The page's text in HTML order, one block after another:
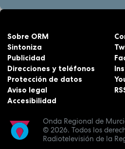
Onda Regional de
© 2026. Todos los
Radiotelevisión de la
Sobre ORM
Sintoniza
Publicidad
Direcciones y teléfonos
Protección de datos
Aviso legal
Accesibilidad